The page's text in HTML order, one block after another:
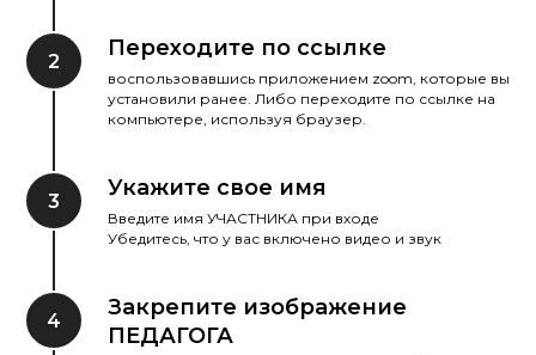
2 Переходите по ссылке
воспользовавшись приложением zoom, которые вы
установили ранее. Либо переходите по ссылке на
компьютере, используя браузер.
3 Укажите свое имя
Введите имя УЧАСТНИКА при входе
Убедитесь, что у вас включено видео и звук
4
Закрепите изображение
ПЕДАГОГА